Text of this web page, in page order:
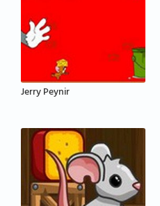
Jerry Peynir